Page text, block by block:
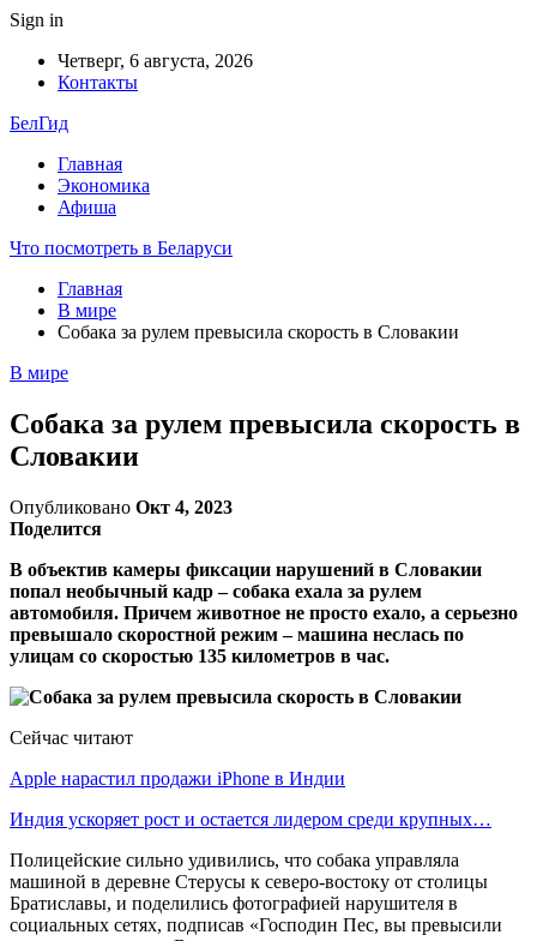
Sign in
Четверг, 6 августа, 2026
Контакты
БелГид
Главная
Экономика
Афиша
Что посмотреть в Беларуси
Главная
В мире
Собака за рулем превысила скорость в Словакии
В мире
Собака за рулем превысила скорость в
Словакии
Опубликовано Окт 4, 2023
Поделится
В объектив камеры фиксации нарушений в Словакии
попал необычный кадр – собака ехала за рулем
автомобиля. Причем животное не просто ехало, а серьезно
превышало скоростной режим – машина неслась по
улицам со скоростью 135 километров в час.
Сейчас читают
Apple нарастил продажи iPhone в Индии
Индия ускоряет рост и остается лидером среди крупных…
Полицейские сильно удивились, что собака управляла
машиной в деревне Стерусы к северо-востоку от столицы
Братиславы, и поделились фотографией нарушителя в
социальных сетях, подписав «Господин Пес, вы превысили